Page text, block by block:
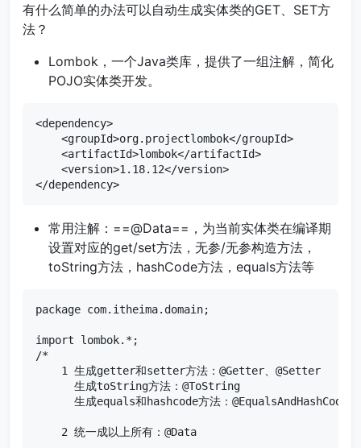
有什么简单的办法可以自动生成实体类的GET、SET方
法？
Lombok，一个Java类库，提供了一组注解，简化
POJO实体类开发。
<dependency>
    <groupId>org.projectlombok</groupId>
    <artifactId>lombok</artifactId>
    <version>1.18.12</version>
</dependency>
常用注解：==@Data==，为当前实体类在编译期
设置对应的get/set方法，无参/无参构造方法，
toString方法，hashCode方法，equals方法等
package com.itheima.domain;
import lombok.*;
/*
    1 生成getter和setter方法：@Getter、@Setter
      生成toString方法：@ToString
      生成equals和hashcode方法：@EqualsAndHashCode
    2 统一成以上所有：@Data